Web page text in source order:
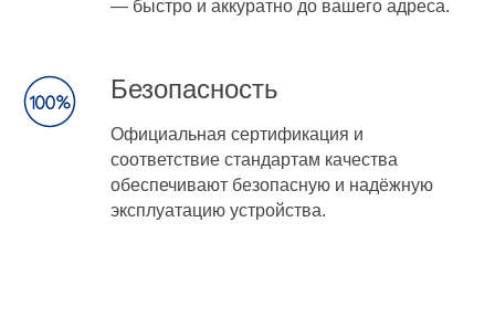
— быстро и аккуратно до вашего адреса.
Безопасность
Официальная сертификация и
соответствие стандартам качества
обеспечивают безопасную и надёжную
эксплуатацию устройства.